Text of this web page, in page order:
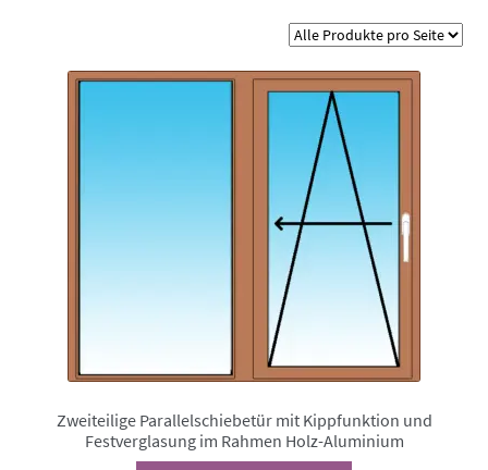
Zweiteilige Parallelschiebetür mit Kippfunktion und
Festverglasung im Rahmen Holz-Aluminium